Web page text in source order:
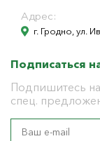
Адрес:
г. Гродно, ул.
Подписаться
Подпишитесь
спец.